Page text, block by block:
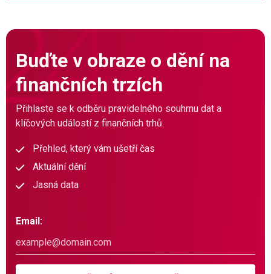
Buďte v obraze o dění na
finančních trzích
Přihlaste se k odběru pravidelného souhrnu dat a
klíčových událostí z finančních trhů.
Přehled, který vám ušetří čas
Aktuální dění
Jasná data
Email: